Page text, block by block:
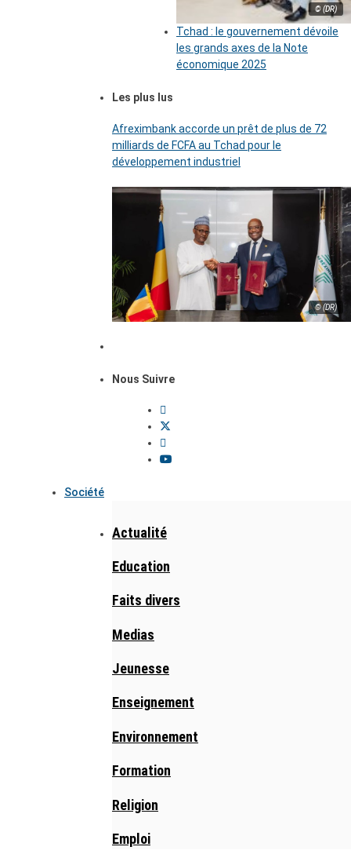
© (DR)
Tchad : le gouvernement dévoile
les grands axes de la Note
économique 2025
Les plus lus
Afreximbank accorde un prêt de plus de 72
milliards de FCFA au Tchad pour le
développement industriel
© (DR)
Nous Suivre
Société
Actualité
Education
Faits divers
Medias
Jeunesse
Enseignement
Environnement
Formation
Religion
Emploi